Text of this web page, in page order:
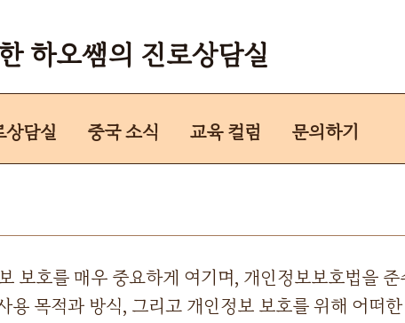
하오쌤의 진로상담실
상담실 중국 소식 교육 컬럼 문의하기
보호를 매우 중요하게 여기며, 개인정보보호법을
목적과 방식, 그리고 개인정보 보호를 위해 어떠